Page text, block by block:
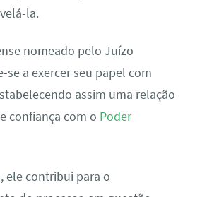
la.
nomeado pelo Juízo
se a exercer seu papel com
assim uma relação
confiança com o Poder
ele contribui para o